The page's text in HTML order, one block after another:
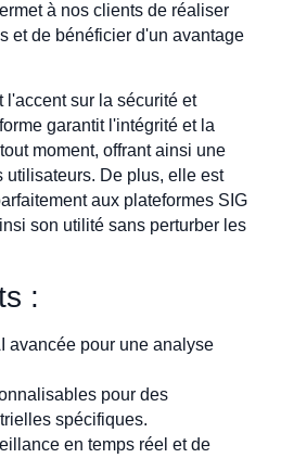
à nos clients de réaliser
et de bénéficier d'un avantage
l'accent sur la sécurité et
garantit l'intégrité et la
moment, offrant ainsi une
utilisateurs. De plus, elle est
aux plateformes SIG
son utilité sans perturber les
:
avancée pour une analyse
pour des
spécifiques.
en temps réel et de